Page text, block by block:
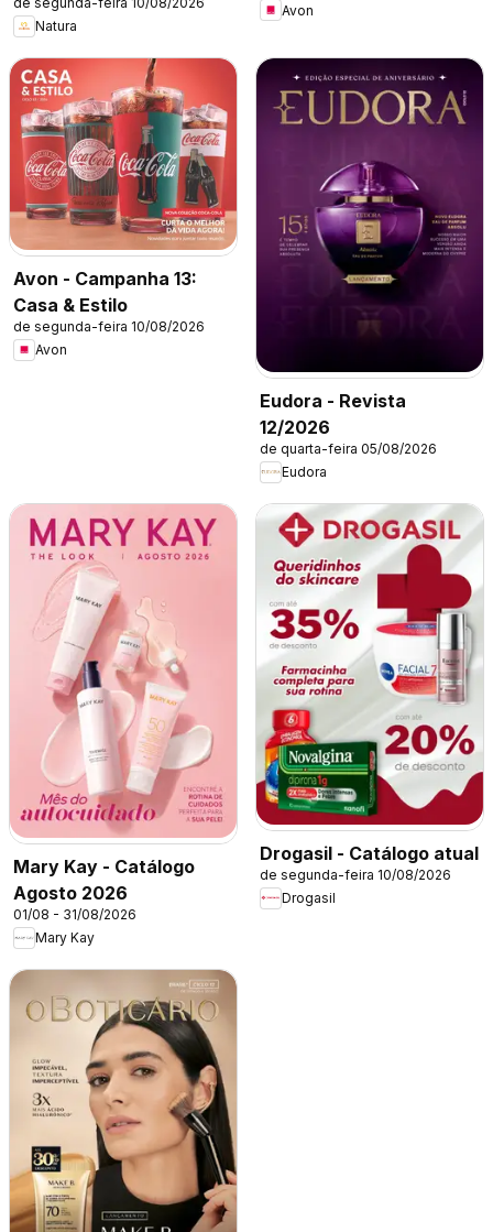
Natura
Avon
Avon - Campanha 13:
Casa & Estilo
de segunda-feira 10/08/2026
Avon
Eudora - Revista
12/2026
de quarta-feira 05/08/2026
Eudora
Mary Kay - Catálogo
Agosto 2026
01/08 - 31/08/2026
Mary Kay
Drogasil - Catálogo atual
de segunda-feira 10/08/2026
Drogasil